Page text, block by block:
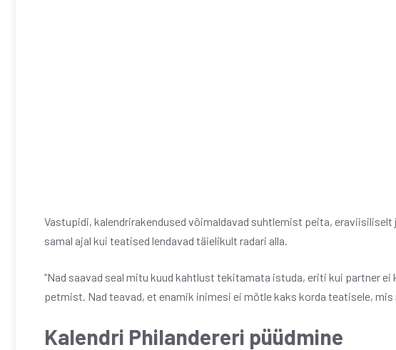
Vastupidi, kalendrirakendused võimaldavad suhtlemist peita,
samal ajal kui teatised lendavad täielikult radari alla.
“Nad saavad seal mitu kuud kahtlust tekitamata istuda, eriti kui partner ei
petmist. Nad teavad, et enamik inimesi ei mõtle kaks korda teatisele, mis
Kalendri Philandereri püüdmine